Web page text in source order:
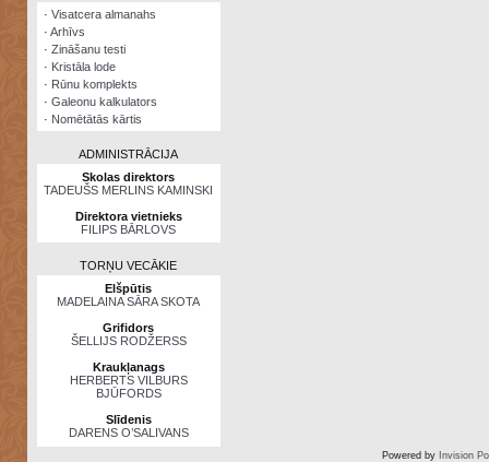
· Visatcera almanahs
· Arhīvs
· Zināšanu testi
· Kristāla lode
· Rūnu komplekts
· Galeonu kalkulators
· Nomētātās kārtis
ADMINISTRĀCIJA
Skolas direktors
TADEUŠS MERLINS KAMINSKI
Direktora vietnieks
FILIPS BĀRLOVS
TORŅU VECĀKIE
Elšpūtis
MADELAINA SĀRA SKOTA
Grifidors
ŠELLIJS RODŽERSS
Kraukļanags
HERBERTS VILBURS
BJŪFORDS
Slīdenis
DARENS O’SALIVANS
Powered by Invision